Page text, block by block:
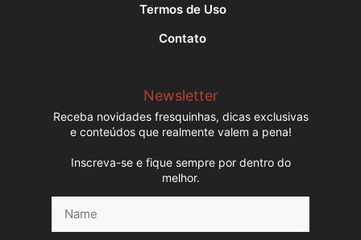
Termos de Uso
Contato
Newsletter
Receba novidades fresquinhas, dicas exclusivas
e conteúdos que realmente valem a pena!
Inscreva-se e fique sempre por dentro do
melhor.